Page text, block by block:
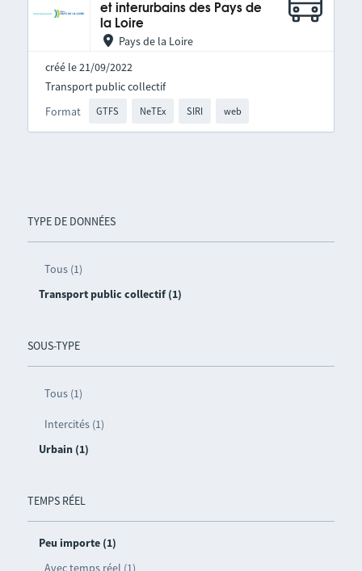
TYPE DE DONNÉES
Tous (1)
Transport public collectif (1)
SOUS-TYPE
Tous (1)
Intercités (1)
Urbain (1)
TEMPS RÉEL
Peu importe (1)
et interurbains des Pays de
la Loire
Pays de la Loire
créé le 21/09/2022
Format GTFS NeTEx SIRI web
Transport public collectif